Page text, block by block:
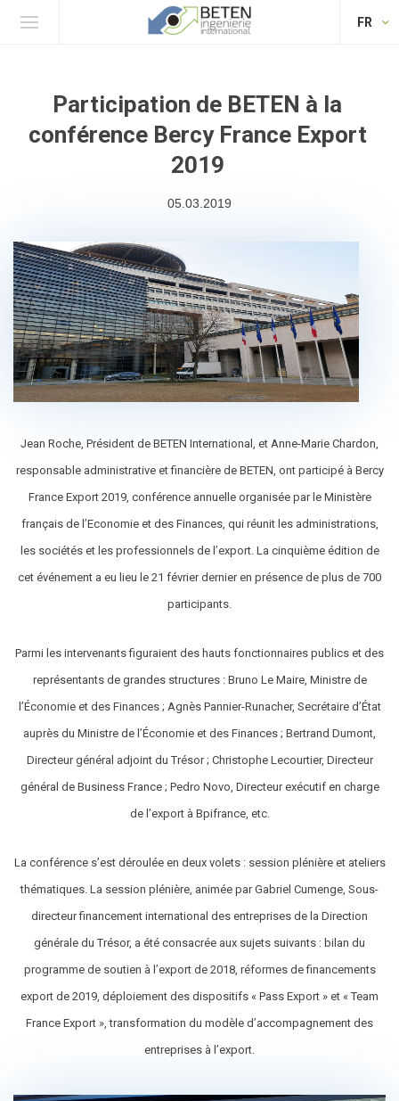
FR
Participation de BETEN à la
conférence Bercy France Export
2019
05.03.2019
Jean Roche, Président de BETEN International, et Anne-Marie Chardon,
responsable administrative et financière de BETEN, ont participé à Bercy
France Export 2019, conférence annuelle organisée par le Ministère
français de l’Economie et des Finances, qui réunit les administrations,
les sociétés et les professionnels de l’export. La cinquième édition de
cet événement a eu lieu le 21 février dernier en présence de plus de 700
participants.
Parmi les intervenants figuraient des hauts fonctionnaires publics et des
représentants de grandes structures : Bruno Le Maire, Ministre de
l’Économie et des Finances ; Agnès Pannier-Runacher, Secrétaire d’État
auprès du Ministre de l’Économie et des Finances ; Bertrand Dumont,
Directeur général adjoint du Trésor ; Christophe Lecourtier, Directeur
général de Business France ; Pedro Novo, Directeur exécutif en charge
de l’export à Bpifrance, etc.
La conférence s’est déroulée en deux volets : session plénière et ateliers
thématiques. La session plénière, animée par Gabriel Cumenge, Sous-
directeur financement international des entreprises de la Direction
générale du Trésor, a été consacrée aux sujets suivants : bilan du
programme de soutien à l’export de 2018, réformes de financements
export de 2019, déploiement des dispositifs « Pass Export » et « Team
France Export », transformation du modèle d’accompagnement des
entreprises à l’export.